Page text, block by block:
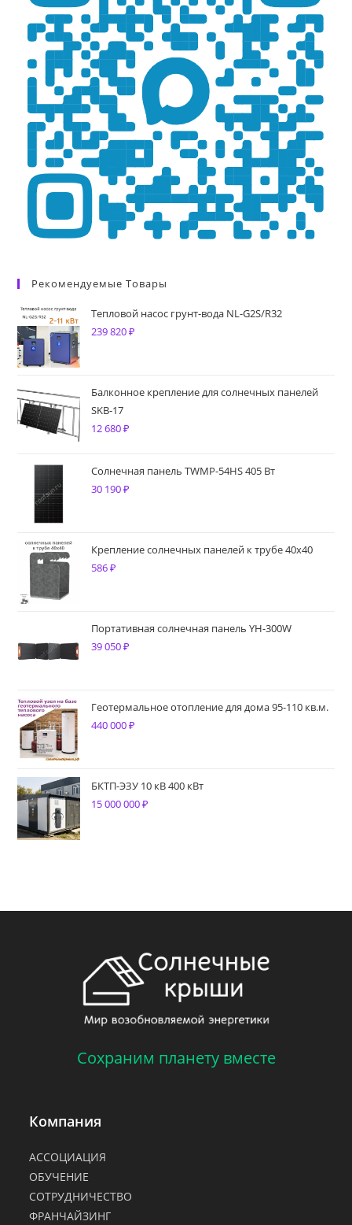
Рекомендуемые Товары
Тепловой насос грунт-вода NL-G2S/R32
239 820₽
Балконное крепление для солнечных панелей
SKB-17
12 680₽
Солнечная панель TWMP-54HS 405 Вт
30 190₽
Крепление солнечных панелей к трубе 40х40
586₽
Портативная солнечная панель YH-300W
39 050₽
Геотермальное отопление для дома 95-110 кв.м.
440 000₽
БКТП-ЭЗУ 10 кВ 400 кВт
15 000 000₽
Сохраним планету вместе
Компания
АССОЦИАЦИЯ
ОБУЧЕНИЕ
СОТРУДНИЧЕСТВО
ФРАНЧАЙЗИНГ